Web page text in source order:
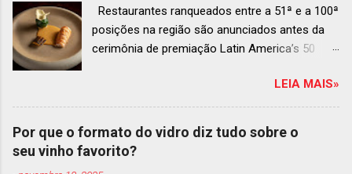
Restaurantes ranqueados entre a 51ª e a 100ª
posições na região são anunciados antes da
cerimônia de premiação Latin America’s 50
de dezembro em Antígua, Guatemala
Prato do Origem, o brasileiro mais
bem ranqueado na lista estendida O Latin
America’s 50 Best Restaurants anunciou hoje a
LEIA MAIS»
Por que o formato do vidro diz tudo sobre o
seu vinho favorito?